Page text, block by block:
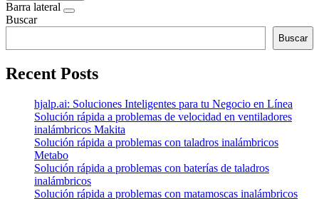
Barra lateral
Buscar
Buscar
Recent Posts
hjalp.ai: Soluciones Inteligentes para tu Negocio en Línea
Solución rápida a problemas de velocidad en ventiladores
inalámbricos Makita
Solución rápida a problemas con taladros inalámbricos
Metabo
Solución rápida a problemas con baterías de taladros
inalámbricos
Solución rápida a problemas con matamoscas inalámbricos